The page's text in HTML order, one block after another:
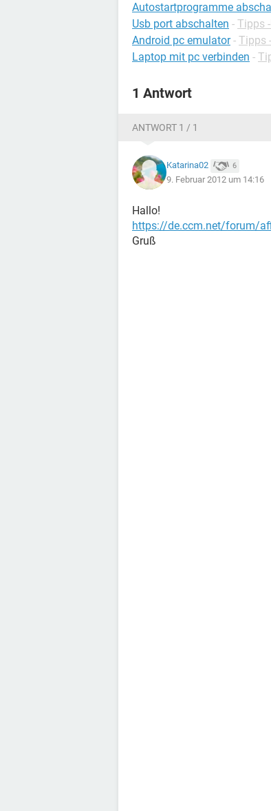
Autostartprogramme
Usb port abschalten - Tipps
Android pc emulator - Tipps
Laptop mit pc verbinden -
1 Antwort
ANTWORT 1 / 1
Katarina02 6
9. Februar 2012 um 14:16
Hallo!
https://de.ccm.net/forum/
Gruß